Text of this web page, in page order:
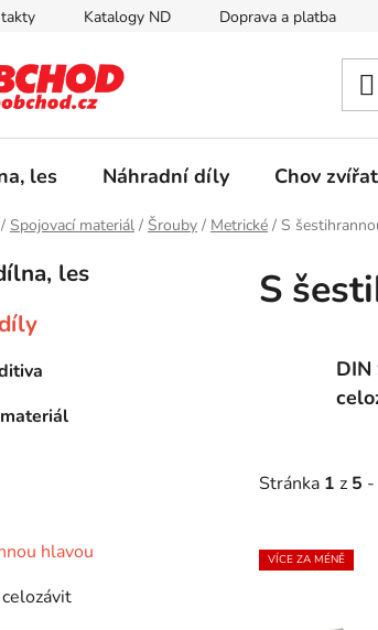
Katalogy ND Doprava a platba
les Náhradní díly Chov zvířat
/ Spojovací materiál / Šrouby / Metrické / S
les
hlavou
S
Stránka 1 z 5 -
V
ý
VÍCE ZA MÉNĚ